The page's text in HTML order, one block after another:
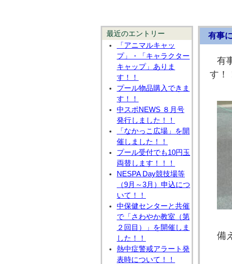
最近のエントリー
「アニマルキャッ
プ」・「キャラクター
キャップ」ありま
す！！
プール物品購入できま
す！！
中スポNEWS ８月号
発行しました！！
「なかっこ広場」を開
催しました！！
プール受付でも10円玉
両替します！！！
NESPA Day競技場等
（9月～3月）申込につ
いて！！
中保健センターと共催
で「さわやか教室（第
２回目）」を開催しま
した！！
熱中症警戒アラート発
表時について！！
有事
有
す！
備